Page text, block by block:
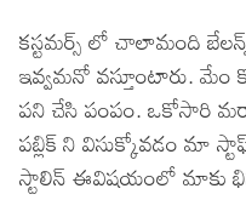
కస్టమర్స్ లో చాలామంది
ఇవ్వమనో వస్తూంటారు.
పని చేసి పంపం. ఒకోసారి
పబ్లిక్ ని విసుక్కోవడం మా
స్టాలిన్ ఈవిషయంలో మాకు